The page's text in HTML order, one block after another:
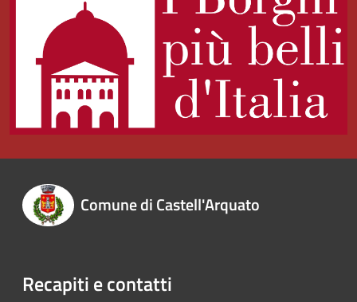
Comune di Castell'Arquato
Recapiti e contatti